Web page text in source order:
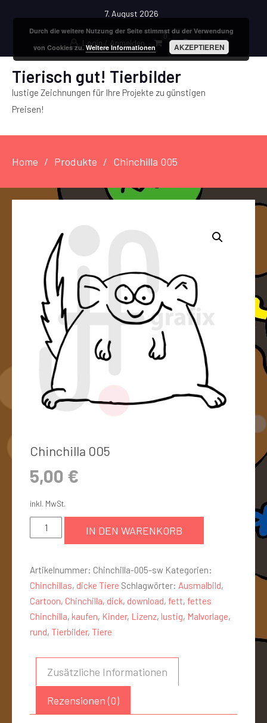
7. August 2026
Login / Anmelden
0
Tierisch gut! Tierbilder
lustige Zeichnungen für Ihre Projekte zu günstigen
Preisen!
Home Produkte Chinchilla 005
Chinchilla 005
5,00 €
inkl. MwSt.
IN DEN WARENKORB
Artikelnummer: Chinchilla-005-sw Kategorien:
Chinchillas, dicke Tiere Schlagwörter: Ausmalbild,
Cartoon, Chinchilla, dick, download, fett, fettes
Chinchilla, kaufen, Kinder, Lizenz, lustig, Malvorlage,
rund, Tierbilder, Tiere
Zusätzliche Informationen
Rezensionen (0)
Durch die weitere Nutzung der Seite stimmst du der Verwendung
von Cookies zu.Weitere Informationen AKZEPTIEREN